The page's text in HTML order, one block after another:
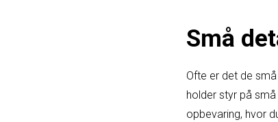
Små
Ofte er det de
holder styr på
opbevaring, hvor